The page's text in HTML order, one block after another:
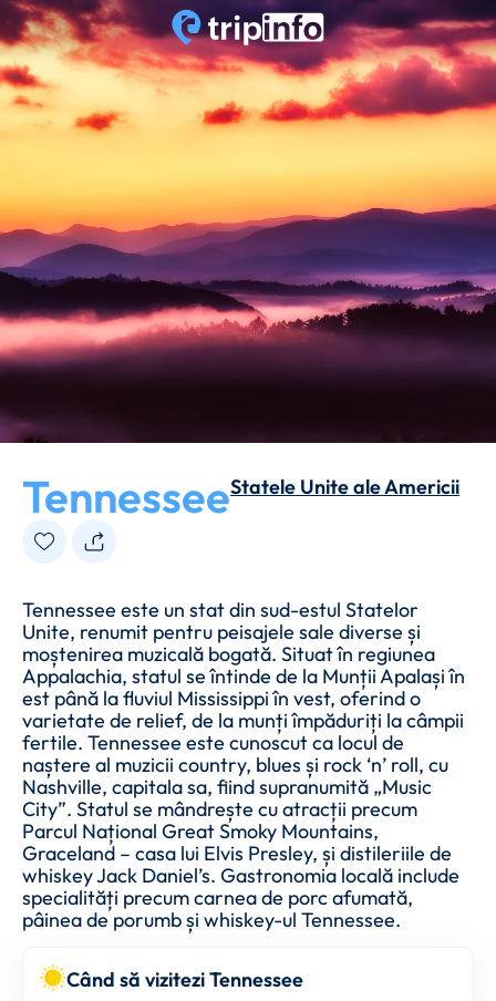
TennesseeStatele Unite ale Americii
Tennessee este un stat din sud-estul Statelor
Unite, renumit pentru peisajele sale diverse și
moștenirea muzicală bogată. Situat în regiunea
Appalachia, statul se întinde de la Munții Apalași în
est până la fluviul Mississippi în vest, oferind o
varietate de relief, de la munți împăduriți la câmpii
fertile. Tennessee este cunoscut ca locul de
naștere al muzicii country, blues și rock ‘n’ roll, cu
Nashville, capitala sa, fiind supranumită „Music
City”. Statul se mândrește cu atracții precum
Parcul Național Great Smoky Mountains,
Graceland – casa lui Elvis Presley, și distileriile de
whiskey Jack Daniel’s. Gastronomia locală include
specialități precum carnea de porc afumată,
pâinea de porumb și whiskey-ul Tennessee.
Când să vizitezi Tennessee